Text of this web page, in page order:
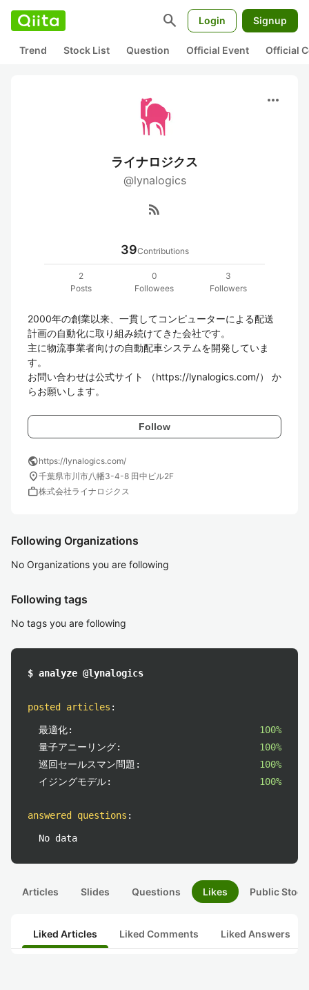
search Login Signup
Trend Stock List Question Official Event Official
more_horiz
ライナロジクス
@lynalogics
rss_feed
39Contributions
2
Posts
0
Followees
3
Followers
2000年の創業以来、一貫してコンピューターによる配送
計画の自動化に取り組み続けてきた会社です。
主に物流事業者向けの自動配車システムを開発していま
す。
お問い合わせは公式サイト （https://lynalogics.com/） か
らお願いします。
Follow
publichttps://lynalogics.com/
location_on千葉県市川市八幡3-4-8 田中ビル2F
work株式会社ライナロジクス
Following Organizations
No Organizations you are following
Following tags
No tags you are following
$ analyze @lynalogics
posted articles :
最適化:
100%
量子アニーリング:
100%
巡回セールスマン問題:
100%
イジングモデル:
100%
answered questions :
No data
Articles Slides Questions Likes Public
Liked Articles Liked Comments Liked Answers